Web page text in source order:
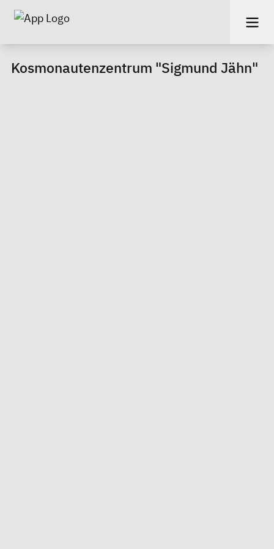
Kosmonautenzentrum "Sigmund Jähn"